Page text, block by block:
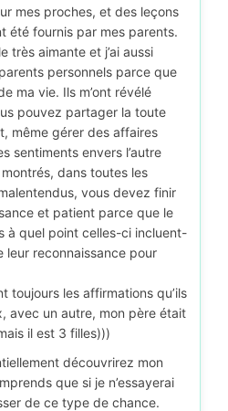
mes proches, et des leçons
été fournis par mes parents.
très aimante et j’ai aussi
personnels parce que
ma vie. Ils m’ont révélé
pouvez partager la toute
même gérer des affaires
sentiments envers l’autre
dans toutes les
vous devez finir
et patient parce que le
à quel point celles-ci incluent-
leur reconnaissance pour
toujours les affirmations qu’ils
avec un autre, mon père était
il est 3 filles)))
découvrirez mon
que si je n’essayerai
de ce type de chance.